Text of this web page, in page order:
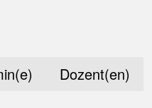
Dozent(en)